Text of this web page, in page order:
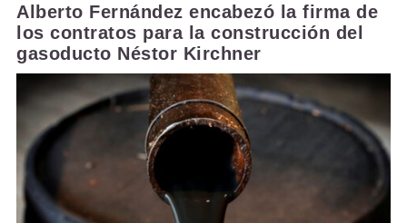
Alberto Fernández encabezó la firma de
los contratos para la construcción del
gasoducto Néstor Kirchner